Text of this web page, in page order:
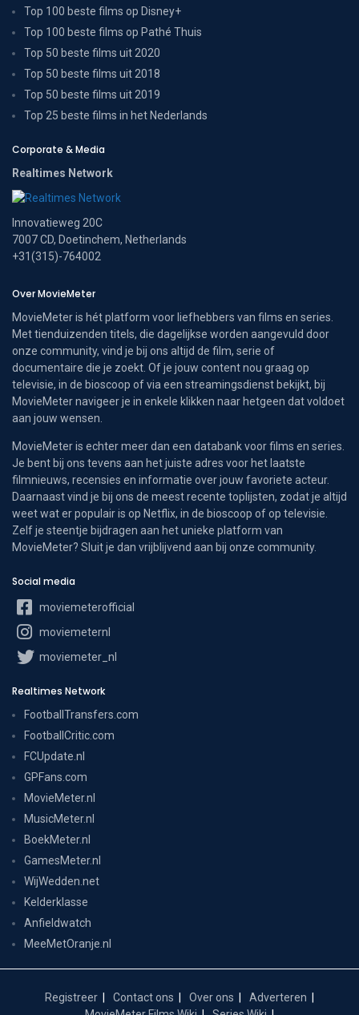
Top 100 beste films op Disney+
Top 100 beste films op Pathé Thuis
Top 50 beste films uit 2020
Top 50 beste films uit 2018
Top 50 beste films uit 2019
Top 25 beste films in het Nederlands
Corporate & Media
Realtimes Network
Innovatieweg 20C
7007 CD, Doetinchem, Netherlands
+31(315)-764002
Over MovieMeter
MovieMeter is hét platform voor liefhebbers van films en series.
Met tienduizenden titels, die dagelijkse worden aangevuld door
onze community, vind je bij ons altijd de film, serie of
documentaire die je zoekt. Of je jouw content nou graag op
televisie, in de bioscoop of via een streamingsdienst bekijkt, bij
MovieMeter navigeer je in enkele klikken naar hetgeen dat voldoet
aan jouw wensen.
MovieMeter is echter meer dan een databank voor films en series.
Je bent bij ons tevens aan het juiste adres voor het laatste
filmnieuws, recensies en informatie over jouw favoriete acteur.
Daarnaast vind je bij ons de meest recente toplijsten, zodat je altijd
weet wat er populair is op Netflix, in de bioscoop of op televisie.
Zelf je steentje bijdragen aan het unieke platform van
MovieMeter? Sluit je dan vrijblijvend aan bij onze community.
Social media
moviemeterofficial
moviemeternl
moviemeter_nl
Realtimes Network
FootballTransfers.com
FootballCritic.com
FCUpdate.nl
GPFans.com
MovieMeter.nl
MusicMeter.nl
BoekMeter.nl
GamesMeter.nl
WijWedden.net
Kelderklasse
Anfieldwatch
MeeMetOranje.nl
Registreer Contact ons Over ons
Adverteren